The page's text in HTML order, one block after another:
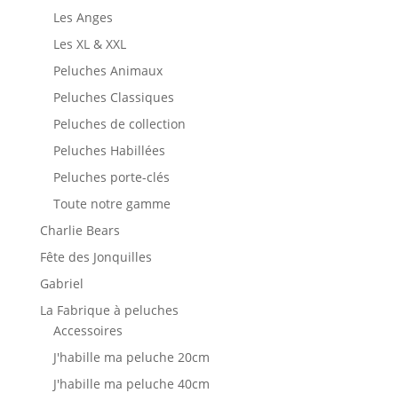
Les Anges
Les XL & XXL
Peluches Animaux
Peluches Classiques
Peluches de collection
Peluches Habillées
Peluches porte-clés
Toute notre gamme
Charlie Bears
Fête des Jonquilles
Gabriel
La Fabrique à peluches
Accessoires
J'habille ma peluche 20cm
J'habille ma peluche 40cm